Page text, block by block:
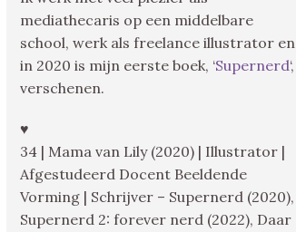
mediathecaris op een middelbare
school, werk als freelance illustrator en
in 2020 is mijn eerste boek, ‘Supernerd‘,
verschenen.
♥
34 | Mama van Lily (2020) | Illustrator |
Afgestudeerd Docent Beeldende
Vorming | Schrijver – Supernerd (2020),
Supernerd 2: forever nerd (2022), Daar